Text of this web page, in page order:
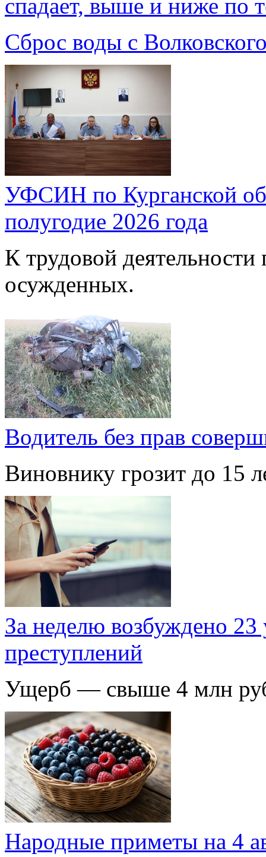
спадает, выше и ниже по
Сброс воды с
УФСИН по Курганской
полугодие 2026 года
К трудовой
осужденных.
Водитель без прав
Виновнику грозит до 15
За неделю возбуждено
преступлений
Ущерб — свыше 4 млн
Народные приметы на 4